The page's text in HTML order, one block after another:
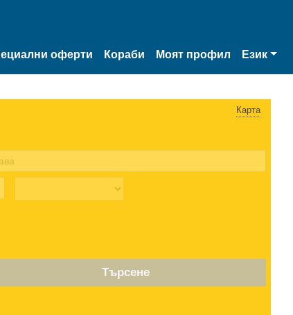
оферти Кораби Моят профил Език
Карта
Търсене